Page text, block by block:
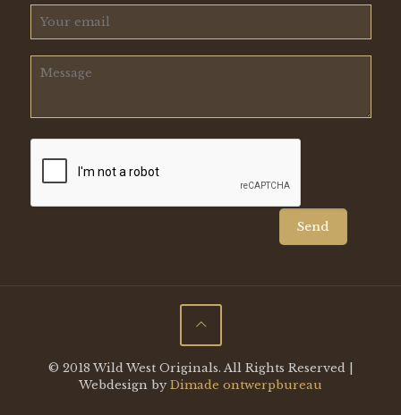
© 2018 Wild West Originals. All Rights Reserved |
Webdesign by Dimade ontwerpbureau